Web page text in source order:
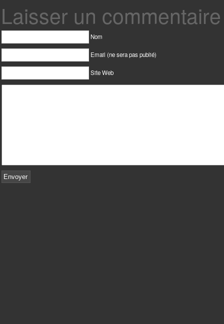
Laisser un commentaire
Nom
Email (ne sera pas publié)
Site Web